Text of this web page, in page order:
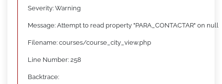
Severity: Warning
Message: Attempt to read property "PARA_CONTACTAR" on null
Filename: courses/course_city_view.php
Line Number: 258
Backtrace: